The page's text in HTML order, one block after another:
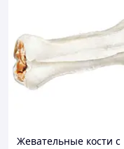
Жевательные кости с